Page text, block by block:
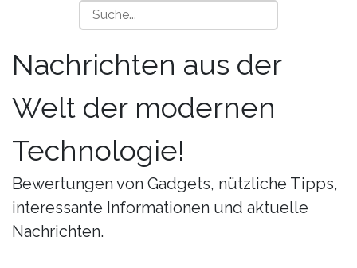
Nachrichten aus der
Welt der modernen
Technologie!
Bewertungen von Gadgets, nützliche Tipps,
interessante Informationen und aktuelle
Nachrichten.